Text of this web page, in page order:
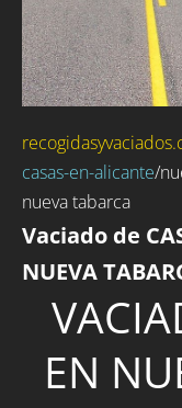
casas-en-alicante/
nueva tabarca
Vaciado de
NUEVA
EN